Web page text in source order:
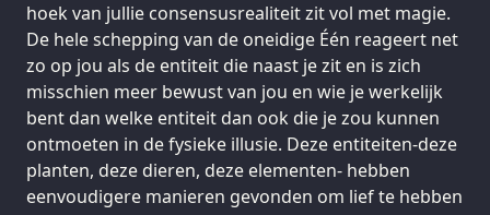
hoek van jullie consensusrealiteit zit vol met magie.
De hele schepping van de oneidige Één reageert net
zo op jou als de entiteit die naast je zit en is zich
misschien meer bewust van jou en wie je werkelijk
bent dan welke entiteit dan ook die je zou kunnen
ontmoeten in de fysieke illusie. Deze entiteiten-deze
planten, deze dieren, deze elementen- hebben
eenvoudigere manieren gevonden om lief te hebben